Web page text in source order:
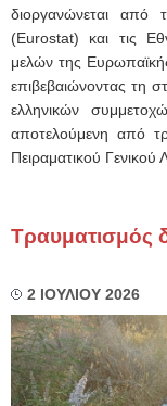
διοργανώνεται από
(Eurostat) και τις
μελών της
επιβεβαιώνοντας τη
ελληνικών
αποτελούμενη από
Πειραματικού Γενικού
Τραυματισμός
2 ΙΟΥΛΙΟΥ 2026